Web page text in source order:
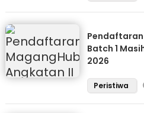
Batch 1
2026
Peristiwa